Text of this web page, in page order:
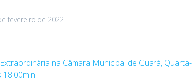
fevereiro de 2022
na Câmara Municipal de Guará, Quarta-